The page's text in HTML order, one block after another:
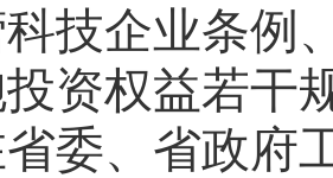
技企业条例
资权益若干
委、省政府